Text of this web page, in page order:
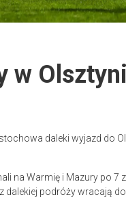
w
daleki wyjazd do
na Warmię i Mazury po 7
dalekiej podróży wracają